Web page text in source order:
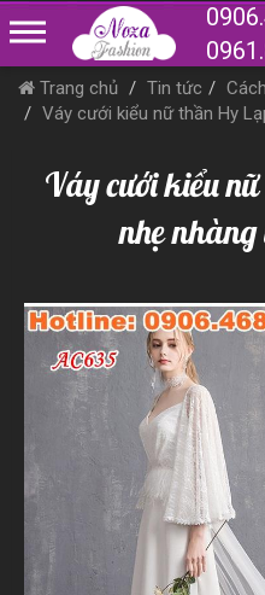
Trang chủ Tin tức
Váy cưới kiểu nữ thần Hy
Váy cưới kiểu
nhẹ